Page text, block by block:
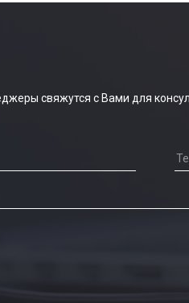
свяжутся с Вами для